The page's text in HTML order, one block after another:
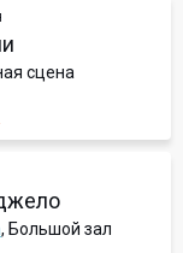
сцена
, Большой зал